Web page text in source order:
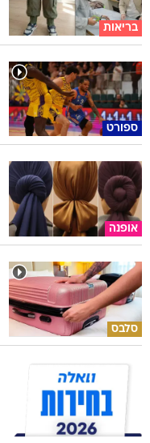
בריאות
ספורט
אופנה
סלבס